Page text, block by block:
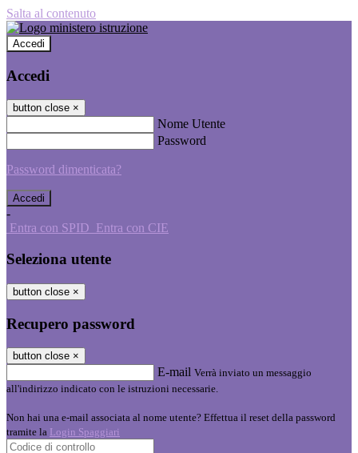
Salta al contenuto
Accedi
Accedi
button close ×
Nome Utente
Password
Password dimenticata?
-
Entra con SPID Entra con CIE
Seleziona utente
button close ×
Recupero password
button close ×
E-mail Verrà inviato un messaggio
all'indirizzo indicato con le istruzioni necessarie.
Non hai una e-mail associata al nome utente? Effettua il reset della password
tramite la Login Spaggiari